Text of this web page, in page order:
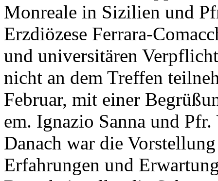
Monreale in Sizilien und
Erzdiözese Ferrara-
und universitären
nicht an dem Treffen
Februar, mit einer
em. Ignazio Sanna und
Danach war die
Erfahrungen und